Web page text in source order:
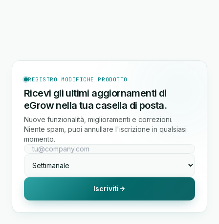
REGISTRO MODIFICHE PRODOTTO
Ricevi gli ultimi aggiornamenti di
eGrow nella tua casella di posta.
Nuove funzionalità, miglioramenti e correzioni.
Niente spam, puoi annullare l'iscrizione in qualsiasi
momento.
Iscriviti